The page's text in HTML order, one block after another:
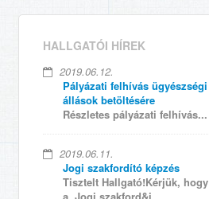
HALLGATÓI HÍREK
2019.06.12.
Pályázati felhívás
állások betöltésére
Részletes pályázati felhívás...
2019.06.11.
Jogi szakfordító képzés
Tisztelt Hallgató!Kérjük,